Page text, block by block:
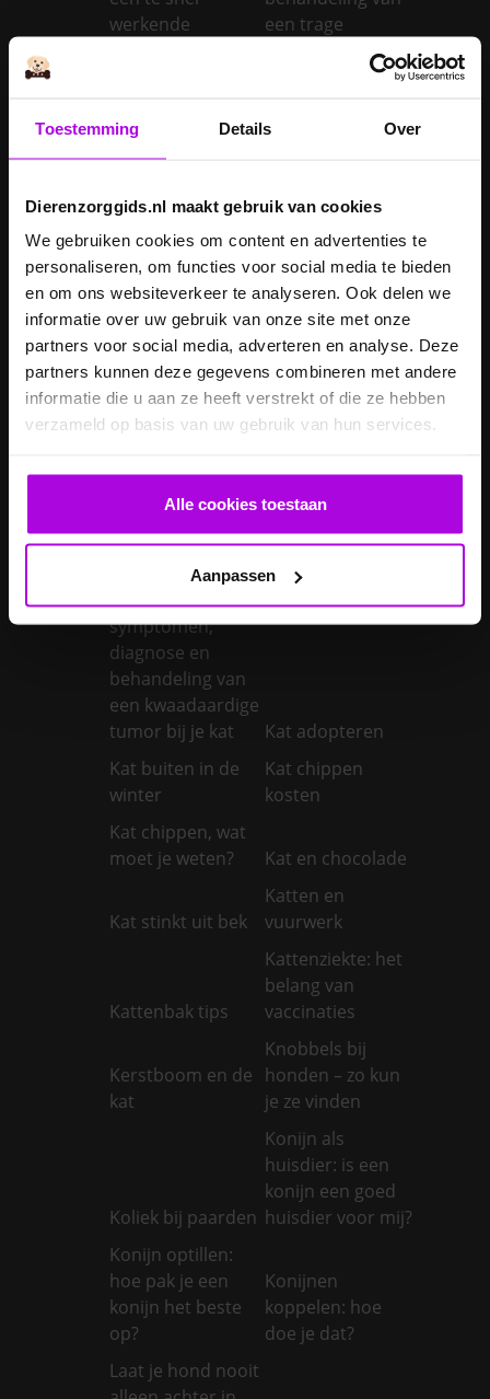
Toestemming Details Over
Dierenzorggids.nl maakt gebruik van cookies
We gebruiken cookies om content en advertenties te
personaliseren, om functies voor social media te bieden
en om ons websiteverkeer te analyseren. Ook delen we
informatie over uw gebruik van onze site met onze
partners voor social media, adverteren en analyse. Deze
partners kunnen deze gegevens combineren met andere
informatie die u aan ze heeft verstrekt of die ze hebben
verzameld op basis van uw gebruik van hun services.
Alle cookies toestaan
Aanpassen
werkende
een trage
Inentingen hond
Is een kerstboom
honden?
Je cavia verzorgen diarree
Je hond wordt
geopereerd – wat
kan je
verwachten?
Je kat naar een
pension brengen
Je kat wordt
geopereerd – wat
kan je
verwachten?
Je kater laten
castreren
Je konijn laten
castreren
Je konijn laten
steriliseren
Je konijnen
Kanker bij katten:
symptomen,
diagnose en
behandeling van
een kwaadaardige
tumor bij je kat
Kat adopteren
Kat buiten in de
winter
Kat chippen
kosten
Kat chippen, wat
moet je weten?
Kat en chocolade
Kat stinkt uit bek
Katten en
vuurwerk
Kattenbak tips
Kattenziekte: het
belang van
vaccinaties
Kerstboom en de
kat
Knobbels bij
honden – zo kun
je ze vinden
Koliek bij paarden
Konijn als
huisdier: is een
konijn een goed
huisdier voor mij?
Konijn optillen:
hoe pak je een
konijn het beste
op?
Konijnen
koppelen: hoe
doe je dat?
Laat je hond nooit